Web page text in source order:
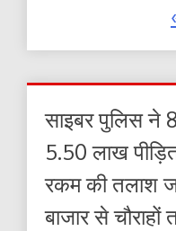
साइबर पुलिस ने
5.50 लाख
रकम की तलाश
बाजार से